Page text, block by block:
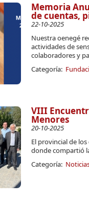
Memoria
de cuentas,
22-10-2025
Nuestra oenegé
actividades de
colaboradores y
Categoría:
VIII
Menores
20-10-2025
El provincial de
donde compartió
Categoría: